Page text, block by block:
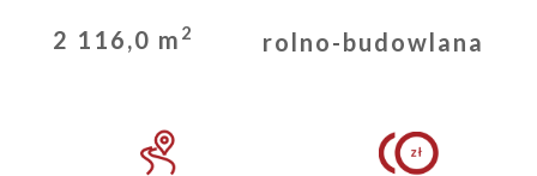
2 116,0 m 2 rolno-budowlana